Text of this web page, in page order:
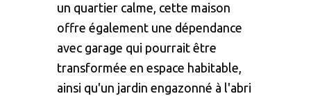
un quartier calme, cette maison
offre également une dépendance
avec garage qui pourrait être
transformée en espace habitable,
ainsi qu'un jardin engazonné à l'abri